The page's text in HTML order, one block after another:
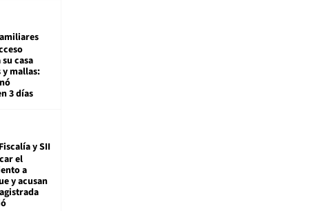
casa
mallas:
3 días
Fiscalía y SII
el
a
y acusan